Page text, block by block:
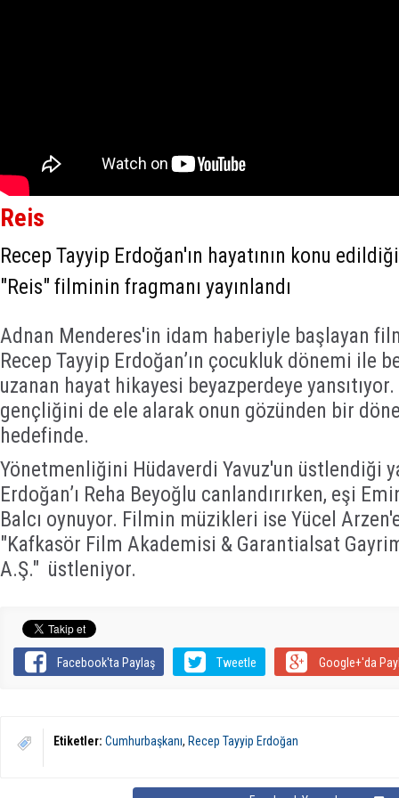
Reis
Recep Tayyip Erdoğan'ın hayatının konu
"Reis" filminin fragmanı yayınlandı
Adnan Menderes'in idam haberiyle başlayan
Recep Tayyip Erdoğan’ın çocukluk dönemi ile
uzanan hayat hikayesi beyazperdeye
gençliğini de ele alarak onun gözünden bir
hedefinde.
Yönetmenliğini Hüdaverdi Yavuz'un üstlendiği
Erdoğan’ı Reha Beyoğlu canlandırırken, eşi
Balcı oynuyor. Filmin müzikleri ise Yücel Arzen'e
"Kafkasör Film Akademisi & Garantialsat
A.Ş." üstleniyor.
Facebook'ta Paylaş Tweetle Google+'da
Etiketler: Cumhurbaşkanı, Recep Tayyip Erdoğan